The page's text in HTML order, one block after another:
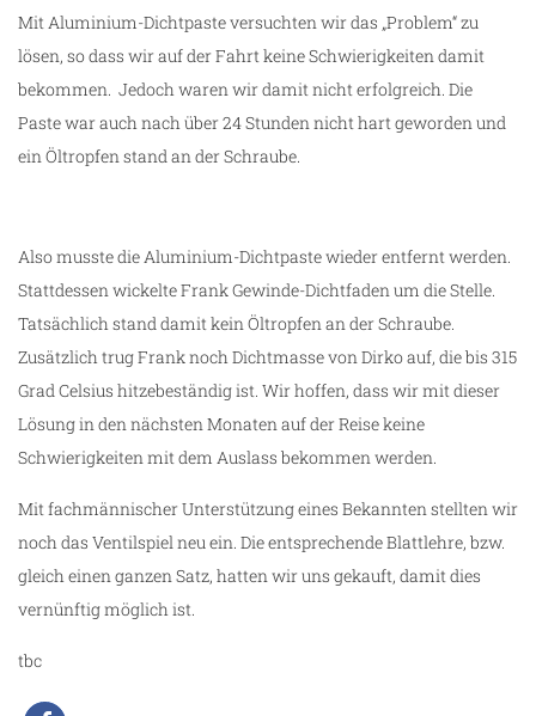
Mit Aluminium-Dichtpaste versuchten wir das „Problem“ zu
lösen, so dass wir auf der Fahrt keine Schwierigkeiten damit
bekommen. Jedoch waren wir damit nicht erfolgreich. Die
Paste war auch nach über 24 Stunden nicht hart geworden und
ein Öltropfen stand an der Schraube.
Also musste die Aluminium-Dichtpaste wieder entfernt werden.
Stattdessen wickelte Frank Gewinde-Dichtfaden um die Stelle.
Tatsächlich stand damit kein Öltropfen an der Schraube.
Zusätzlich trug Frank noch Dichtmasse von Dirko auf, die bis 315
Grad Celsius hitzebeständig ist. Wir hoffen, dass wir mit dieser
Lösung in den nächsten Monaten auf der Reise keine
Schwierigkeiten mit dem Auslass bekommen werden.
Mit fachmännischer Unterstützung eines Bekannten stellten wir
noch das Ventilspiel neu ein. Die entsprechende Blattlehre, bzw.
gleich einen ganzen Satz, hatten wir uns gekauft, damit dies
vernünftig möglich ist.
tbc